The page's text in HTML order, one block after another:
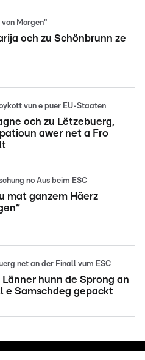
Morgen"
och zu Schönbrunn ze
vun e puer EU-Staaten
och zu Lëtzebuerg,
awer net a Fro
no Aus beim ESC
mat ganzem Häerz
net an der Finall vum ESC
Länner hunn de Sprong an
e Samschdeg gepackt